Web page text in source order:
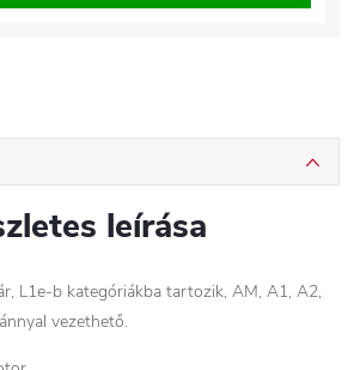
leírása
L1e-b kategóriákba tartozik, AM, A1, A2,
vezethető.